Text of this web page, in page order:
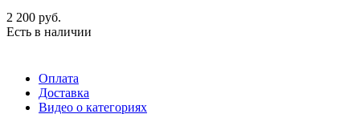
2 200 руб.
Есть в наличии
Оплата
Доставка
Видео о категориях